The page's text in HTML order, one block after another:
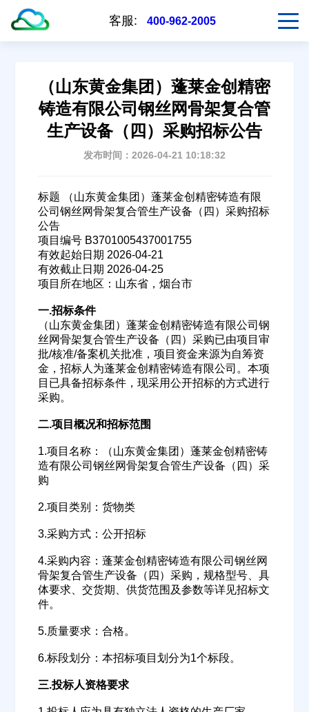
客服: 400-962-2005
（山东黄金集团）蓬莱金创精密
铸造有限公司钢丝网骨架复合管
生产设备（四）采购招标公告
发布时间：2026-04-21 10:18:32
标题 （山东黄金集团）蓬莱金创精密铸造有限
公司钢丝网骨架复合管生产设备（四）采购招标
公告
项目编号 B3701005437001755
有效起始日期 2026-04-21
有效截止日期 2026-04-25
项目所在地区：山东省，烟台市
一.招标条件
（山东黄金集团）蓬莱金创精密铸造有限公司钢
丝网骨架复合管生产设备（四）采购已由项目审
批/核准/备案机关批准，项目资金来源为自筹资
金，招标人为蓬莱金创精密铸造有限公司。本项
目已具备招标条件，现采用公开招标的方式进行
采购。
二.项目概况和招标范围
1.项目名称：（山东黄金集团）蓬莱金创精密铸
造有限公司钢丝网骨架复合管生产设备（四）采
购
2.项目类别：货物类
3.采购方式：公开招标
4.采购内容：蓬莱金创精密铸造有限公司钢丝网
骨架复合管生产设备（四）采购，规格型号、具
体要求、交货期、供货范围及参数等详见招标文
件。
5.质量要求：合格。
6.标段划分：本招标项目划分为1个标段。
三.投标人资格要求